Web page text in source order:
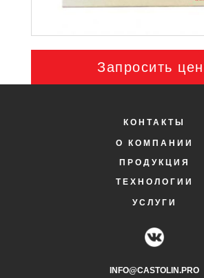
Запросить
КОНТАКТЫ
О КОМПАНИИ
ПРОДУКЦИЯ
ТЕХНОЛОГИИ
УСЛУГИ
INFO@CASTOLIN.PRO